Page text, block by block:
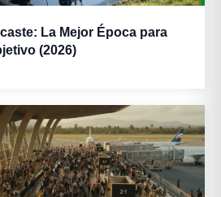
La Mejor Época para
(2026)